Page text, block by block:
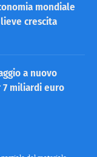
mondiale
crescita
a nuovo
7 miliardi euro